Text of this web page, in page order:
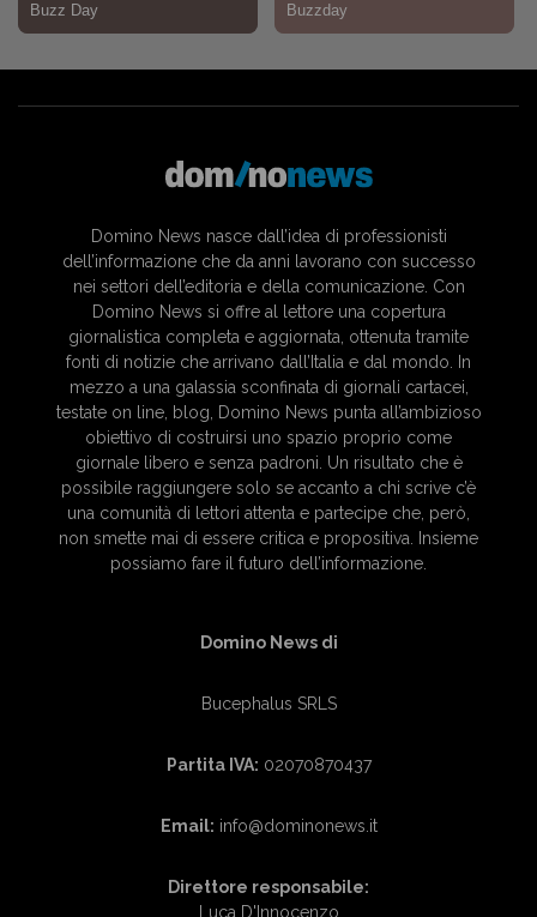
Domino News nasce dall’idea di professionisti
dell’informazione che da anni lavorano con successo
nei settori dell’editoria e della comunicazione. Con
Domino News si offre al lettore una copertura
giornalistica completa e aggiornata, ottenuta tramite
fonti di notizie che arrivano dall’Italia e dal mondo. In
mezzo a una galassia sconfinata di giornali cartacei,
testate on line, blog, Domino News punta all’ambizioso
obiettivo di costruirsi uno spazio proprio come
giornale libero e senza padroni. Un risultato che è
possibile raggiungere solo se accanto a chi scrive c’è
una comunità di lettori attenta e partecipe che, però,
non smette mai di essere critica e propositiva. Insieme
possiamo fare il futuro dell’informazione.
Domino News di
Bucephalus SRLS
Partita IVA: 02070870437
Email: info@dominonews.it
Direttore responsabile:
Luca D'Innocenzo